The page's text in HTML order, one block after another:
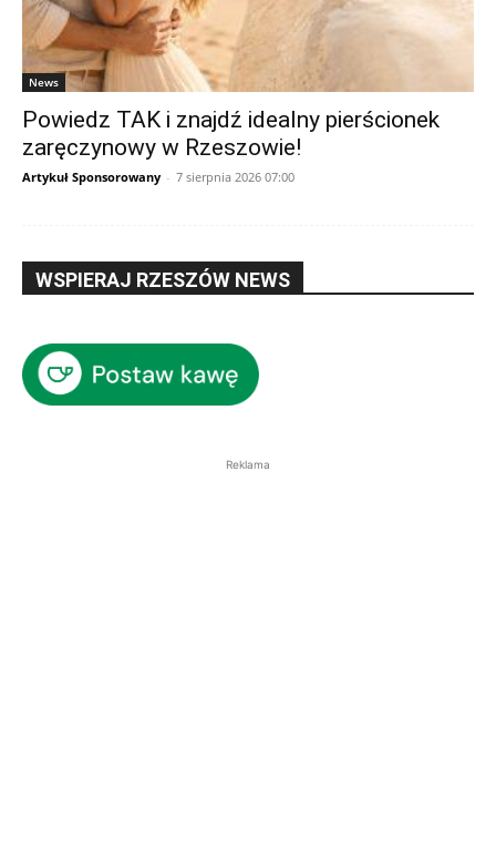
News
Powiedz TAK i znajdź idealny pierścionek
zaręczynowy w Rzeszowie!
Artykuł Sponsorowany - 7 sierpnia 2026 07:00
WSPIERAJ RZESZÓW NEWS
Reklama